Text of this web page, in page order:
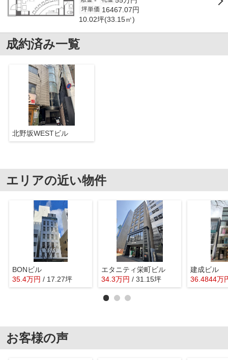
坪単価 16467.07円
10.02坪(33.15㎡)
成約済み一覧
北野坂WESTビル
エリアの近い物件
BONビル
35.4万円 / 17.27坪
エタニティ栄町ビル
34.3万円 / 31.15坪
建成ビル
36.4844万
お客様の声